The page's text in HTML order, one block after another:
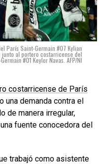
París Saint-Germain #07 Kylian
al portero costarricense del
#01 Keylor Navas. AFP/NI
costarricense de París
una demanda contra el
de manera irregular,
fuente conocedora del
trabajó como asistente